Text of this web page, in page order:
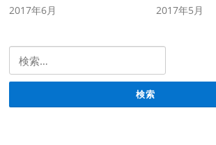
2017年6月
2017年5月
検索: